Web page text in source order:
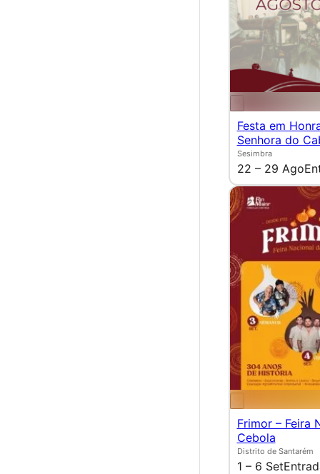
Festa em
Senhora do
Sesimbra
22 – 29 Ago
Frimor – Feira
Cebola
Distrito de Santarém
1 – 6 Set